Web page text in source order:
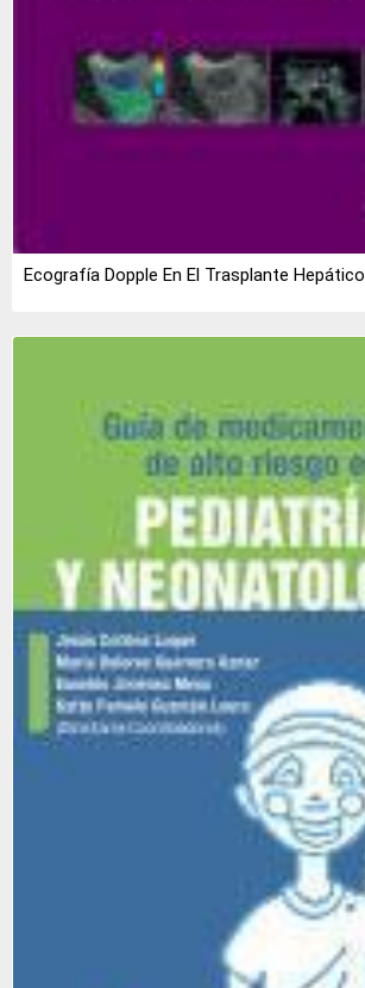
Ecografía Dopple En El Trasplante Hepático